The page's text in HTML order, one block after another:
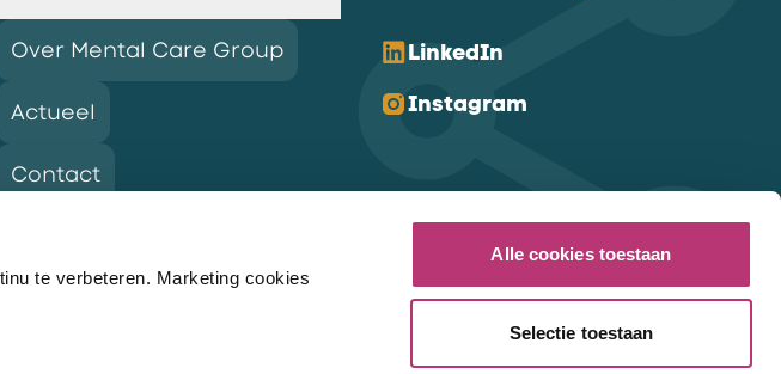
te verbeteren. Marketing cookies
Alle cookies toestaan
Selectie toestaan
Over Mental Care Group
Actueel
Contact
LinkedIn
Instagram